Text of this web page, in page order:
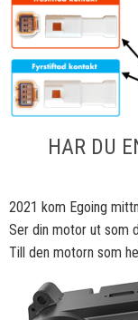
HAR DU
2021 kom Egoing
Ser din motor ut som
Till den motorn som